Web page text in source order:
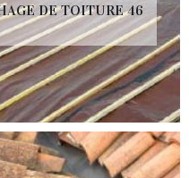
DE TOITURE 46